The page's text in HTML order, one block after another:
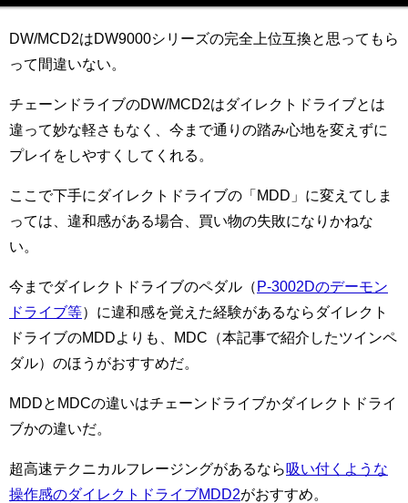
DW/MCD2はDW9000シリーズの完全上位互換と思ってもら
って間違いない。
チェーンドライブのDW/MCD2はダイレクトドライブとは
違って妙な軽さもなく、今まで通りの踏み心地を変えずに
プレイをしやすくしてくれる。
ここで下手にダイレクトドライブの「MDD」に変えてしま
っては、違和感がある場合、買い物の失敗になりかねな
い。
今までダイレクトドライブのペダル（ P-3002Dのデーモン
ドライブ等）に違和感を覚えた経験があるならダイレクト
ドライブのMDDよりも、MDC（本記事で紹介したツインペ
ダル）のほうがおすすめだ。
MDDとMDCの違いはチェーンドライブかダイレクトドライ
ブかの違いだ。
超高速テクニカルフレージングがあるなら吸い付くような
操作感のダイレクトドライブMDD2がおすすめ。